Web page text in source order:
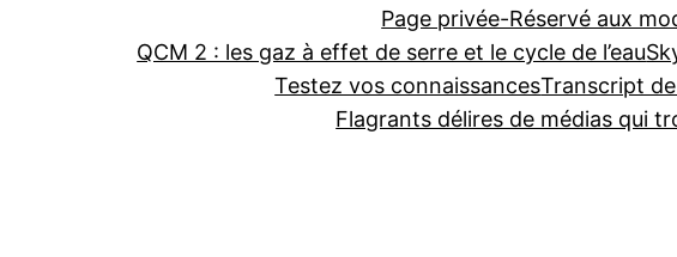
Page privée-Réservé aux
QCM 2 : les gaz à effet de serre et le cycle de l’eau
Testez vos connaissancesTranscript
Flagrants délires de médias qui